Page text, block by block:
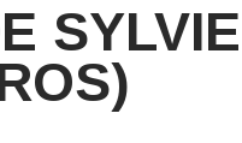
SYLVIE